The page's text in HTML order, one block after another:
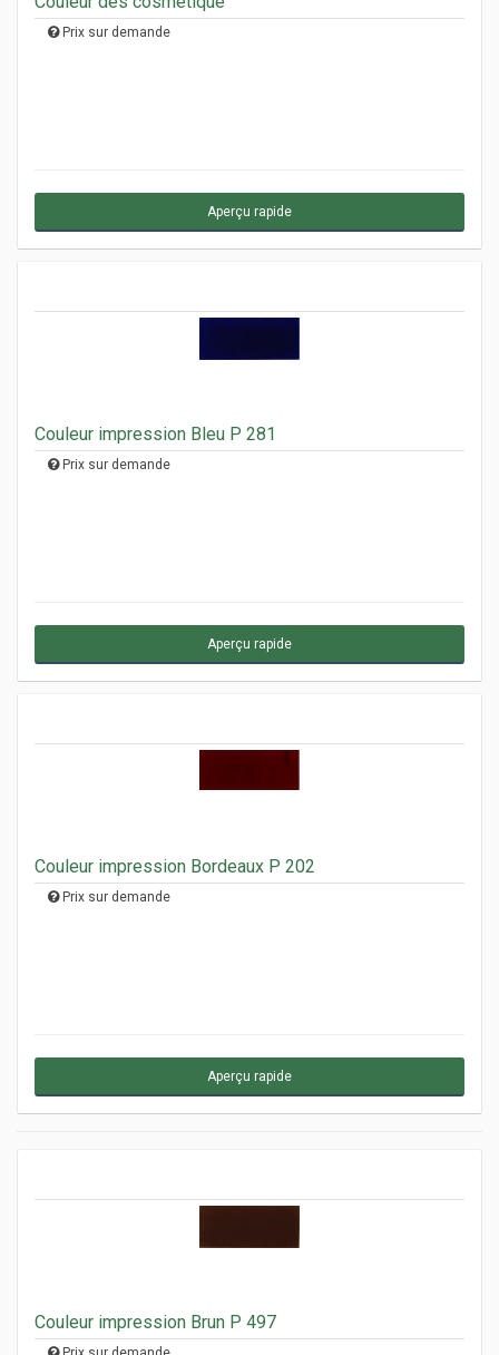
Prix sur demande
Aperçu rapide
Couleur impression Bleu P 281
Prix sur demande
Aperçu rapide
Couleur impression Bordeaux P 202
Prix sur demande
Aperçu rapide
Couleur impression Brun P 497